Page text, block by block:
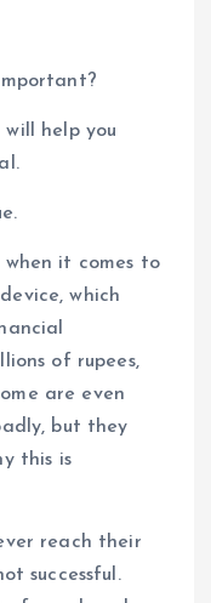
help you
when it comes to
which
of rupees,
are even
but they
this is
reach their
successful.